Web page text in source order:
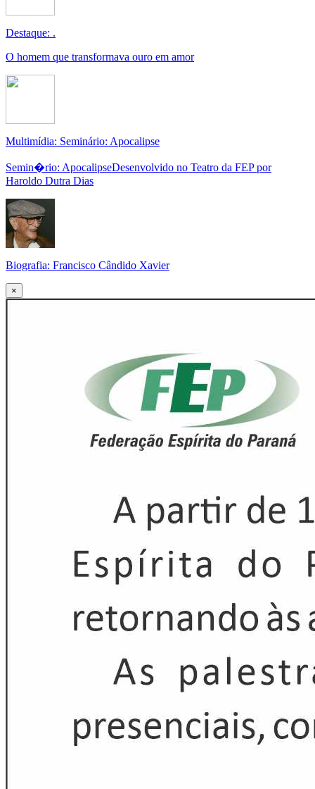
Destaque: .
O homem que transformava ouro em amor
Multimídia: Seminário: Apocalipse
Semin�rio: ApocalipseDesenvolvido no Teatro da FEP por
Haroldo Dutra Dias
Biografia: Francisco Cândido Xavier
×